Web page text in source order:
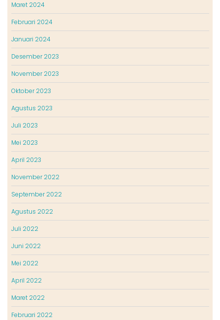
Maret 2024
Februari 2024
Januari 2024
Desember 2023
November 2023
Oktober 2023
Agustus 2023
Juli 2023
Mei 2023
April 2023
November 2022
September 2022
Agustus 2022
Juli 2022
Juni 2022
Mei 2022
April 2022
Maret 2022
Februari 2022